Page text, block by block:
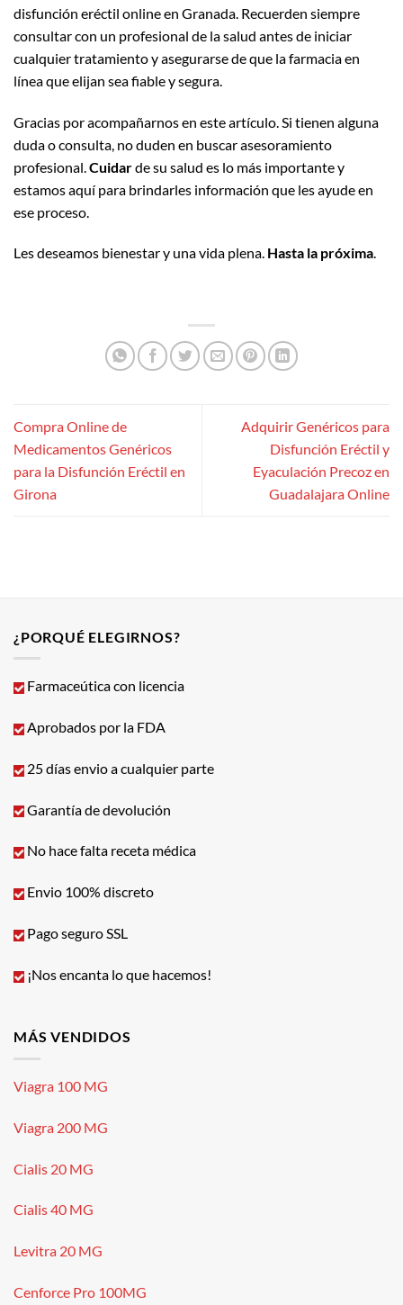
disfunción eréctil online en Granada. Recuerden siempre
consultar con un profesional de la salud antes de iniciar
cualquier tratamiento y asegurarse de que la farmacia en
línea que elijan sea fiable y segura.
Gracias por acompañarnos en este artículo. Si tienen alguna
duda o consulta, no duden en buscar asesoramiento
profesional. Cuidarde su salud es lo más importante y
estamos aquí para brindarles información que les ayude en
ese proceso.
Les deseamos bienestar y una vida plena. Hasta la próxima.
Compra Online de
Medicamentos Genéricos
para la Disfunción Eréctil en
Girona
Adquirir Genéricos para
Disfunción Eréctil y
Eyaculación Precoz en
Guadalajara Online
¿PORQUÉ ELEGIRNOS?
Farmaceútica con licencia
Aprobados por la FDA
25 días envio a cualquier parte
Garantía de devolución
No hace falta receta médica
Envio 100% discreto
Pago seguro SSL
¡Nos encanta lo que hacemos!
MÁS VENDIDOS
Viagra 100 MG
Viagra 200 MG
Cialis 20 MG
Cialis 40 MG
Levitra 20 MG
Cenforce Pro 100MG